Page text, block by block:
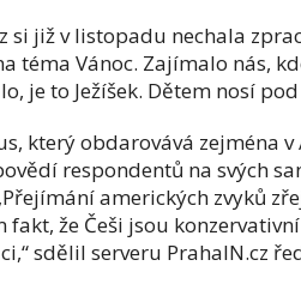
si již v listopadu nechala
téma Vánoc. Zajímalo nás,
je to Ježíšek. Dětem nosí
který obdarovává zejména
respondentů na svých
amerických zvyků
fakt, že Češi jsou
sdělil serveru PrahaIN.cz